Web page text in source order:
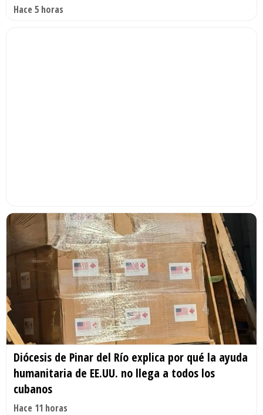
Hace 5 horas
Diócesis de Pinar del Río explica por qué la ayuda
humanitaria de EE.UU. no llega a todos los
cubanos
Hace 11 horas